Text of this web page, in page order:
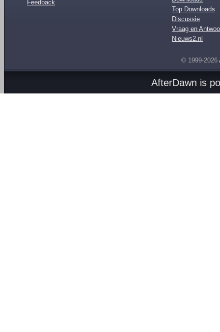
Feedback
Top Downloads
Discussie
Vraag en
Nieuws2.nl
© 1999-2026
AfterDawn is